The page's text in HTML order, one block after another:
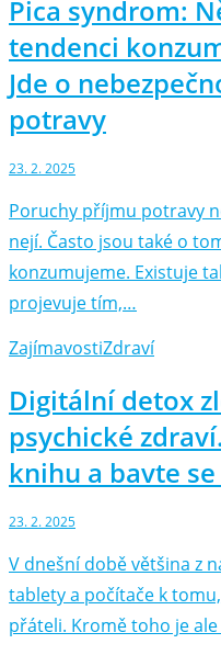
Pica syndrom:
tendenci
Jde o
potravy
23. 2. 2025
Poruchy příjmu potravy
nejí. Často jsou také o
konzumujeme. Existuje
projevuje tím,…
ZajímavostiZdraví
Digitální detox
psychické
knihu a bavte
23. 2. 2025
V dnešní době většina z
tablety a počítače k
přáteli. Kromě toho je